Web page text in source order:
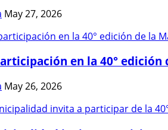
May 27, 2026
en la 40° edición
May 26, 2026